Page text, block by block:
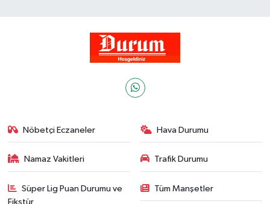
Nöbetçi Eczaneler Hava Durumu
Namaz Vakitleri Trafik Durumu
Süper Lig Puan Durumu ve
Fikstür
Tüm Manşetler